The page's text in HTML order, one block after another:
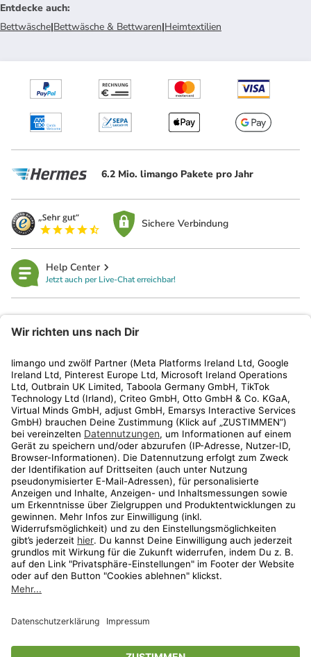
Entdecke auch:
Bettwäsche|Bettwäsche & Bettwaren|Heimtextilien
6.2 Mio. limango Pakete pro Jahr
Sichere Verbindung
Help Center
Jetzt auch per Live-Chat erreichbar!
Kundenservice
Shop
Aktionen
Travel